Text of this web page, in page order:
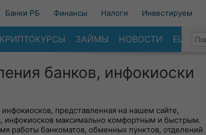
Банки РБ Финансы Налоги Инвестируем
КРИПТОКУРСЫ ЗАЙМЫ НОВОСТИ ЕЩЕ
банков, инфокиоски
представленная на нашем сайте,
инфокиосков максимально комфортным и быстрым.
работы банкоматов, обменных пунктов, отделений